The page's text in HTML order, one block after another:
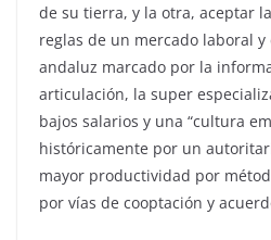
de su tierra, y la otra, aceptar
reglas de un mercado laboral
andaluz marcado por la
articulación, la super
bajos salarios y una “cultura
históricamente por un
mayor productividad por
por vías de cooptación y